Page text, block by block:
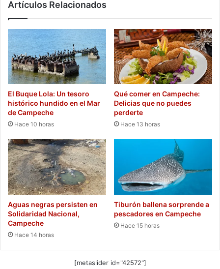
Artículos Relacionados
El Buque Lola: Un tesoro
histórico hundido en el Mar
de Campeche
Hace 10 horas
Qué comer en Campeche:
Delicias que no puedes
perderte
Hace 13 horas
Aguas negras persisten en
Solidaridad Nacional,
Campeche
Hace 14 horas
Tiburón ballena sorprende a
pescadores en Campeche
Hace 15 horas
[metaslider id="42572"]